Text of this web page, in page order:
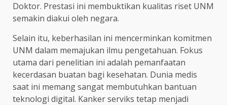
Doktor. Prestasi ini membuktikan kualitas riset UNM
semakin diakui oleh negara.
Selain itu, keberhasilan ini mencerminkan komitmen
UNM dalam memajukan ilmu pengetahuan. Fokus
utama dari penelitian ini adalah pemanfaatan
kecerdasan buatan bagi kesehatan. Dunia medis
saat ini memang sangat membutuhkan bantuan
teknologi digital. Kanker serviks tetap menjadi